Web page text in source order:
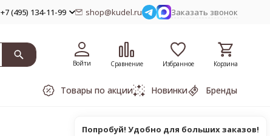
+7 (495) 134-11-99 shop@kudel.ru Заказать звонок
Войти Сравнение Избранное Корзина
Товары по акции Новинки Бренды
Попробуй! Удобно для больших заказов!